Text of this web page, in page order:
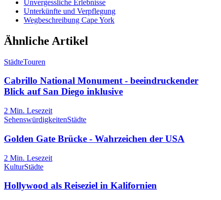
Unvergessliche Erlebnisse
Unterkünfte und Verpflegung
Wegbeschreibung Cape York
Ähnliche Artikel
StädteTouren
Cabrillo National Monument - beeindruckender
Blick auf San Diego inklusive
2 Min. Lesezeit
SehenswürdigkeitenStädte
Golden Gate Brücke - Wahrzeichen der USA
2 Min. Lesezeit
KulturStädte
Hollywood als Reiseziel in Kalifornien